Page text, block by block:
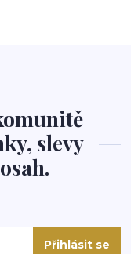
slevy
Přihlásit se